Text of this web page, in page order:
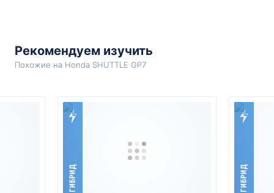
Рекомендуем изучить
Похожие на Honda SHUTTLE GP7
ГИБРИД ГИБРИД